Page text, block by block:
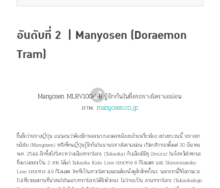
อันดับที่ 2 | Manyosen (Doraemon
Tram)
Manyosen MLRV1004-B รู้จักกันในชื่อรถรางโดราเอม่อน
ภาพ:manyosen.co.jp
ขึ้นชื่อว่ารถรางญี่ปุ่น แน่นอนว่าต้องมีการออกแบบลวดลายมังงะเข้ามาเกี่ยวข้อง อย่างขบวนนี้ รถรางสา
ยมังโย (Manyosen) หรือที่คนญี่ปุ่นรู้จักกันในนานรถรางโดราเอม่อน เปิดบริการมาตั้งแต่30 มีนาคม
พ.ศ. 2544 อีกทั้งยังวิ่งระหว่างเมืองทากาโอกะ (Takaoka) กับเมืองอิมิซุ (Imizu) ในจังหวัดโทยามะ
ซึ่งแบ่งออกเป็น 2 สาย ได้แก่ Takaoka Kido Line ระยะทาง 8 กิโลเมตร และ Shinminatoko
Line ระยะทาง 4.9 กิโลเมตร ใครที่เป็นสาวกโดราเอมอนต้องนั่งดูสักสักครั้งนะ นอกจากนี้ก็ยังอาจแวะ
ไปเที่ยวชมสถานที่น่าสนใจในแถบทากาโอกะได้อีกด้วยนะ ไม่ว่าจะเป็น สวนทากาโอกะ (Takaokakojo